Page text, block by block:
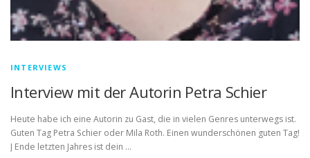
INTERVIEWS
Interview mit der Autorin Petra Schier
Heute habe ich eine Autorin zu Gast, die in vielen Genres unterwegs ist.
Guten Tag Petra Schier oder Mila Roth. Einen wunderschönen guten Tag!
J Ende letzten Jahres ist dein …